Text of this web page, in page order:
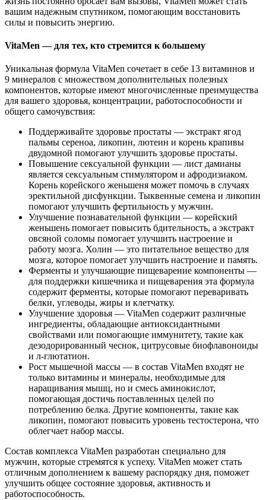
вашим надежным спутником, помогающим восстановить
силы и повысить энергию.
VitaMen — для тех, кто стремится к большему
Уникальная формула VitaMen сочетает в себе 13 витаминов и
9 минералов с множеством дополнительных полезных
компонентов, которые имеют многочисленные преимущества
для вашего здоровья, концентрации, работоспособности и
общего самочувствия:
Поддерживайте здоровье простаты — экстракт ягод
пальмы сереноа, ликопин, лютеин и корень крапивы
двудомной помогают улучшить здоровье простаты.
Повышение сексуальной функции — лист дамианы
является сексуальным стимулятором и афродизиаком.
Корень корейского женьшеня может помочь в случаях
эректильной дисфункции. Тыквенные семена и ликопин
помогают улучшить фертильность у мужчин.
Улучшение познавательной функции — корейский
женьшень помогает повысить бдительность, а экстракт
овсяной соломы помогает улучшить настроение и
работу мозга. Холин — это питательное вещество для
мозга, которое помогает улучшить настроение и память.
Ферменты и улучшающие пищеварение компоненты —
для поддержки кишечника и пищеварения эта формула
содержит ферменты, которые помогают переваривать
белки, углеводы, жиры и клетчатку.
Улучшение здоровья — VitaMen содержит различные
ингредиенты, обладающие антиоксидантными
свойствами или помогающие иммунитету, такие как
дезодорированный чеснок, цитрусовые биофлавоноиды
и л-глютатион.
Рост мышечной массы — в состав VitaMen входят не
только витамины и минералы, необходимые для
наращивания мышц, но и смесь аминокислот,
помогающая достичь поставленных целей по
потреблению белка. Другие компоненты, такие как
ликопин, помогают повысить уровень тестостерона, что
облегчает набор массы.
Состав комплекса VitaMen разработан специально для
мужчин, которые стремятся к успеху. VitaMen может стать
отличным дополнением к вашему распорядку дня, поможет
улучшить общее состояние здоровья, активность и
работоспособность.